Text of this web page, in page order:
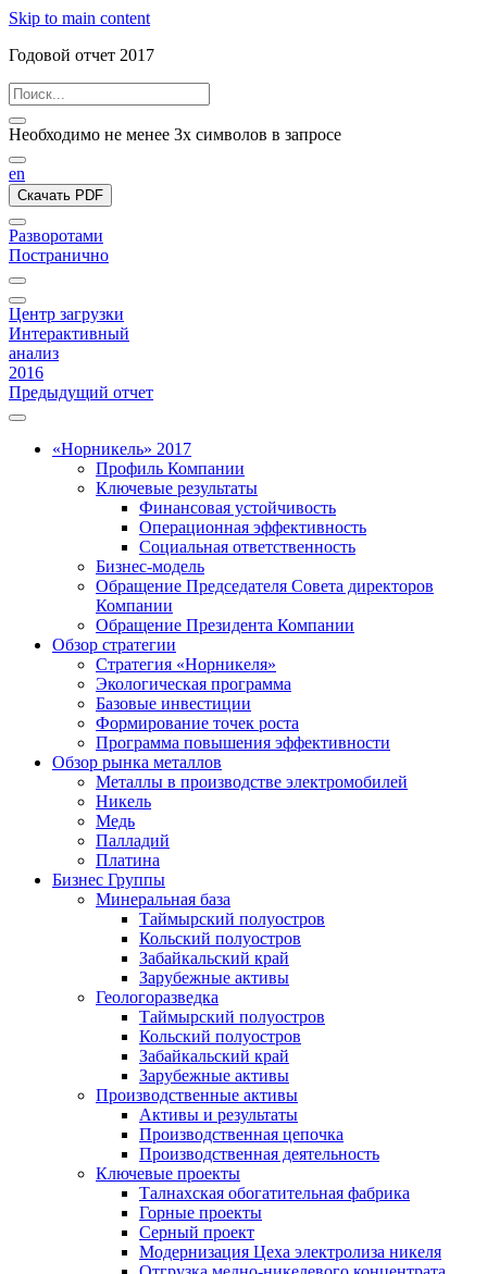
Skip to main content
Годовой отчет 2017
Необходимо не менее 3х символов в запросе
en
Скачать PDF
Разворотами
Постранично
Центр загрузки
Интерактивный
анализ
2016
Предыдущий отчет
«Норникель» 2017
Профиль Компании
Ключевые результаты
Финансовая устойчивость
Операционная эффективность
Социальная ответственность
Бизнес-модель
Обращение Председателя Совета директоров
Компании
Обращение Президента Компании
Обзор стратегии
Стратегия «Норникеля»
Экологическая программа
Базовые инвестиции
Формирование точек роста
Программа повышения эффективности
Обзор рынка металлов
Металлы в производстве электромобилей
Никель
Медь
Палладий
Платина
Бизнес Группы
Минеральная база
Таймырский полуостров
Кольский полуостров
Забайкальский край
Зарубежные активы
Геологоразведка
Таймырский полуостров
Кольский полуостров
Забайкальский край
Зарубежные активы
Производственные активы
Активы и результаты
Производственная цепочка
Производственная деятельность
Ключевые проекты
Талнахская обогатительная фабрика
Горные проекты
Серный проект
Модернизация Цеха электролиза никеля